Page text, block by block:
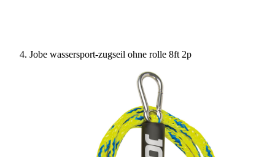
Jobe wassersport-zugseil ohne rolle 8ft 2p